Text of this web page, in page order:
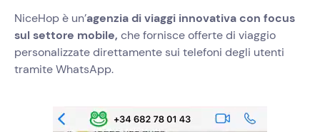
NiceHop è un’agenzia di viaggi innovativa con focus
sul settore mobile, che fornisce offerte di viaggio
personalizzate direttamente sui telefoni degli utenti
tramite WhatsApp.